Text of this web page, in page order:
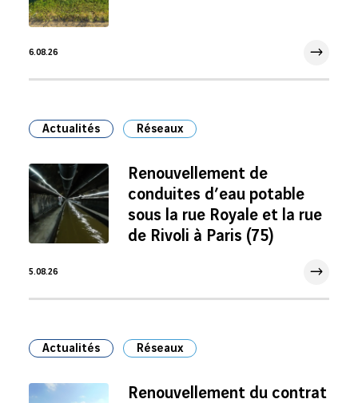
6.08.26
Actualités Réseaux
Renouvellement de
conduites d’eau potable
sous la rue Royale et la rue
de Rivoli à Paris (75)
5.08.26
Actualités Réseaux
Renouvellement du contrat